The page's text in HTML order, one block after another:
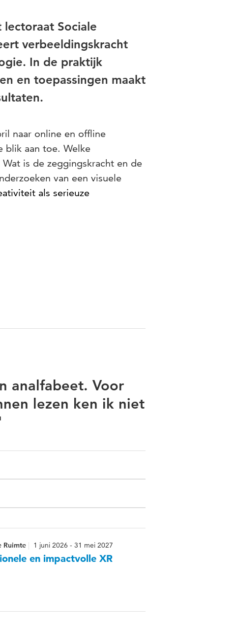
lectoraat Sociale
verbeeldingskracht
In de praktijk
en toepassingen maakt
naar online en offline
blik aan toe. Welke
is de zeggingskracht en de
van een visuele
als serieuze
analfabeet. Voor
lezen ken ik niet
Ruimte 1 juni 2026 - 31 mei 2027
en impactvolle XR